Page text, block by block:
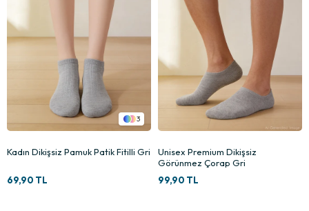
3
Kadın Dikişsiz Pamuk Patik Fitilli Gri
69,90 TL
Unisex Premium Dikişsiz
Görünmez Çorap Gri
99,90 TL